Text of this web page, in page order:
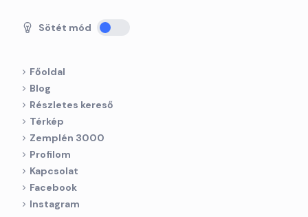
Sötét mód
Főoldal
Blog
Részletes kereső
Térkép
Zemplén 3000
Profilom
Kapcsolat
Facebook
Instagram